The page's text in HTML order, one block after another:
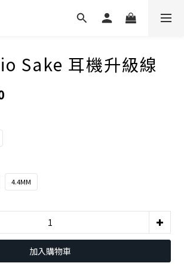
Sake 耳機升級線
4.4MM
加入購物車